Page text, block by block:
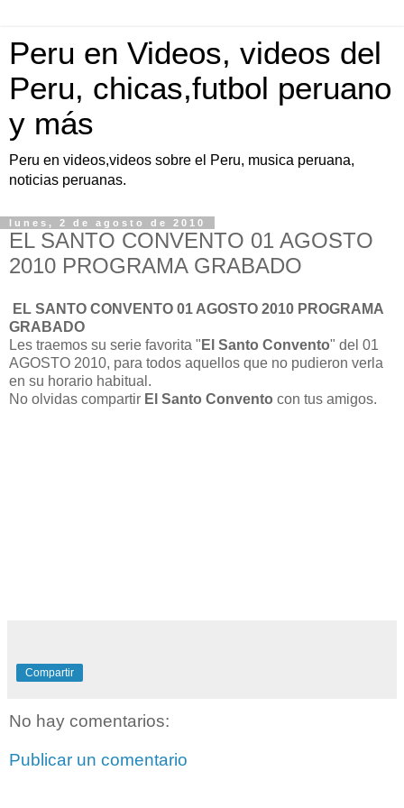
Peru en Videos, videos del
Peru, chicas,futbol peruano
y más
Peru en videos,videos sobre el Peru, musica peruana,
noticias peruanas.
lunes, 2 de agosto de 2010
EL SANTO CONVENTO 01 AGOSTO
2010 PROGRAMA GRABADO
EL SANTO CONVENTO 01 AGOSTO 2010 PROGRAMA
GRABADO
Les traemos su serie favorita " El Santo Convento" del 01
AGOSTO 2010, para todos aquellos que no pudieron verla
en su horario habitual.
No olvidas compartir El Santo Convento con tus amigos.
Compartir
No hay comentarios:
Publicar un comentario